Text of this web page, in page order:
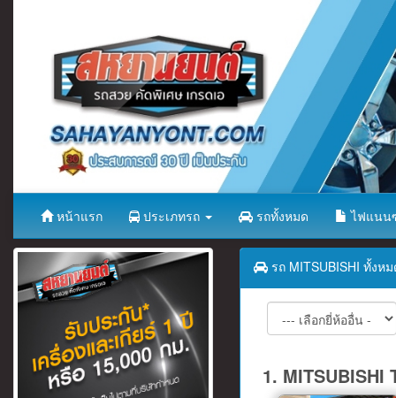
หน้าแรก ประเภทรถ รถทั้งหมด ไฟแนน
รถ MITSUBISHI ทั้งห
1. MITSUBISHI